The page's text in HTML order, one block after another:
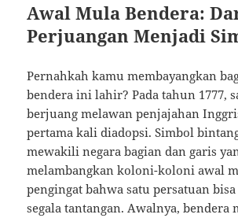
Awal Mula Bendera:
Perjuangan Menjadi
Pernahkah kamu membayangkan
bendera ini lahir? Pada tahun 1777,
berjuang melawan penjajahan
pertama kali diadopsi. Simbol
mewakili negara bagian dan garis
melambangkan koloni-koloni awal
pengingat bahwa satu persatuan
segala tantangan. Awalnya, bendera